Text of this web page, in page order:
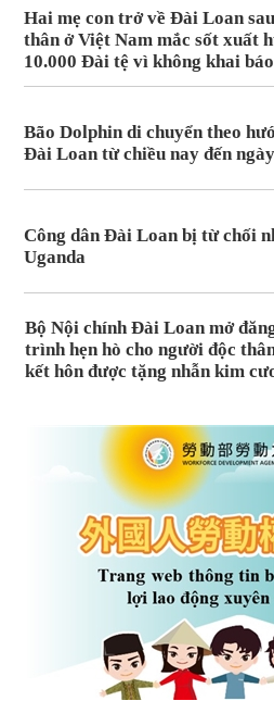
Hai mẹ con trở về Đài Loan
thân ở Việt Nam mắc sốt xuất
10.000 Đài tệ vì không khai
Bão Dolphin di chuyển theo
Đài Loan từ chiều nay đến
Công dân Đài Loan bị từ chối
Uganda
Bộ Nội chính Đài Loan mở
trình hẹn hò cho người độc
kết hôn được tặng nhẫn kim